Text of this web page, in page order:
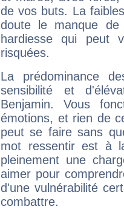
de vos buts. La
doute le manque
hardiesse qui peut
risquées.
La prédominance
sensibilité et
Benjamin. Vous
émotions, et rien de
peut se faire sans
mot ressentir est à
pleinement une
aimer pour
d'une vulnérabilité
combattre.